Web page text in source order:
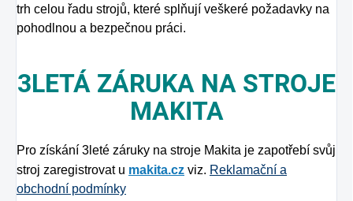
trh celou řadu strojů, které splňují veškeré požadavky na
pohodlnou a bezpečnou práci.
3LETÁ ZÁRUKA NA STROJE
MAKITA
Pro získání 3leté záruky na stroje Makita je zapotřebí svůj
stroj zaregistrovat u makita.cz viz. Reklamační a
obchodní podmínky